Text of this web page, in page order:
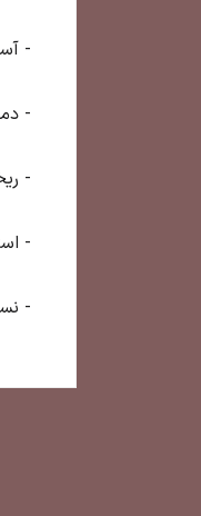
-
- دمای آب بین
-
-
-